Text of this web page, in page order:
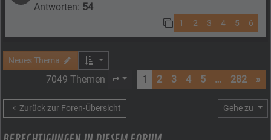
Antworten: 54
1 2 3 4 5 6
Neues Thema
7049 Themen Seite von282
1 2 3 4 5 … 282 »
Zurück zur Foren-Übersicht Gehe zu